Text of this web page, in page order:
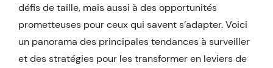
défis de taille, mais aussi à des opportunités
prometteuses pour ceux qui savent s’adapter. Voici
un panorama des principales tendances à surveiller
et des stratégies pour les transformer en leviers de